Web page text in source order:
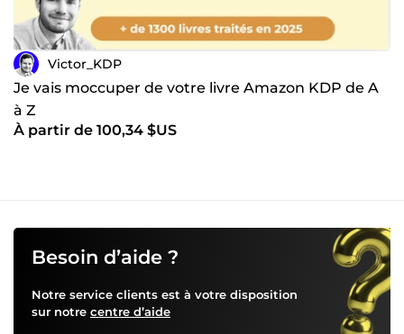
Victor_KDP
Je vais moccuper de votre livre Amazon KDP de A
à Z
À partir de 100,34 $US
Besoin d’aide ?
Notre service clients est à votre disposition
sur notre centre d’aide